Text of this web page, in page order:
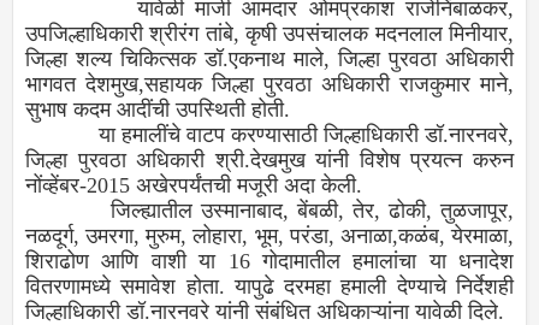
यावेळी माजी आमदार ओमप्रकाश राजेनिंबाळकर,
उपजिल्हाधिकारी श्रीरंग तांबे, कृषी उपसंचालक मदनलाल मिनीयार,
जिल्हा शल्य चिकित्सक डॉ.एकनाथ माले, जिल्हा पुरवठा अधिकारी
भागवत देशमुख,सहायक जिल्हा पुरवठा अधिकारी राजकुमार माने,
सुभाष कदम आदींची उपस्थिती होती.
या हमालींचे वाटप करण्यासाठी जिल्हाधिकारी डॉ.नारनवरे,
जिल्हा पुरवठा अधिकारी श्री.देखमुख यांनी विशेष प्रयत्न करुन
नोंव्हेंबर-2015 अखेरपर्यंतची मजूरी अदा केली.
जिल्ह्यातील उस्मानाबाद, बेंबळी, तेर, ढोकी, तुळजापूर,
नळदूर्ग, उमरगा, मुरुम, लोहारा, भूम, परंडा, अनाळा,कळंब, येरमाळा,
शिराढोण आणि वाशी या 16 गोदामातील हमालांचा या धनादेश
वितरणामध्ये समावेश होता. यापुढे दरमहा हमाली देण्याचे निर्देशही
जिल्हाधिकारी डॉ.नारनवरे यांनी संबंधित अधिकाऱ्यांना यावेळी दिले.